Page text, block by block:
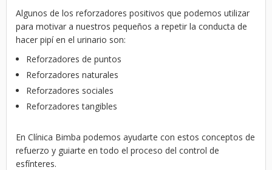
Algunos de los reforzadores positivos que podemos utilizar
para motivar a nuestros pequeños a repetir la conducta de
hacer pipí en el urinario son:
Reforzadores de puntos
Reforzadores naturales
Reforzadores sociales
Reforzadores tangibles
En Clínica Bimba podemos ayudarte con estos conceptos de
refuerzo y guiarte en todo el proceso del control de
esfínteres.